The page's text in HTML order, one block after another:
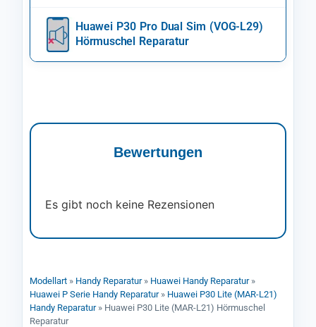
Huawei P30 Pro Dual Sim (VOG-L29)
Hörmuschel Reparatur
Bewertungen
Es gibt noch keine Rezensionen
Modellart » Handy Reparatur» Huawei Handy Reparatur»
Huawei P Serie Handy Reparatur» Huawei P30 Lite (MAR-L21)
Handy Reparatur» Huawei P30 Lite (MAR-L21) Hörmuschel
Reparatur